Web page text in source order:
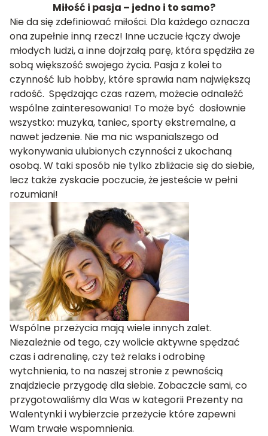
Miłość i pasja – jedno i to samo?
Nie da się zdefiniować miłości. Dla każdego oznacza
ona zupełnie inną rzecz! Inne uczucie łączy dwoje
młodych ludzi, a inne dojrzałą parę, która spędziła ze
sobą większość swojego życia. Pasja z kolei to
czynność lub hobby, które sprawia nam największą
radość. Spędzając czas razem, możecie odnaleźć
wspólne zainteresowania! To może być dosłownie
wszystko: muzyka, taniec, sporty ekstremalne, a
nawet jedzenie. Nie ma nic wspanialszego od
wykonywania ulubionych czynności z ukochaną
osobą. W taki sposób nie tylko zbliżacie się do siebie,
lecz także zyskacie poczucie, że jesteście w pełni
rozumiani!
Wspólne przeżycia mają wiele innych zalet.
Niezależnie od tego, czy wolicie aktywne spędzać
czas i adrenalinę, czy też relaks i odrobinę
wytchnienia, to na naszej stronie z pewnością
znajdziecie przygodę dla siebie. Zobaczcie sami, co
przygotowaliśmy dla Was w kategorii Prezenty na
Walentynkii wybierzcie przeżycie które zapewni
Wam trwałe wspomnienia.